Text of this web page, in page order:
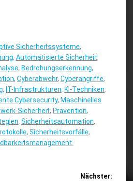
Sicherheitssysteme,
, Automatisierte Sicherheit,
, Bedrohungserkennung,
, Cyberabwehr, Cyberangriffe,
, IT-Infrastrukturen, KI-Techniken,
Cybersecurity, Maschinelles
Sicherheit, Prävention,
, Sicherheitsautomation,
, Sicherheitsvorfälle,
Nächster: